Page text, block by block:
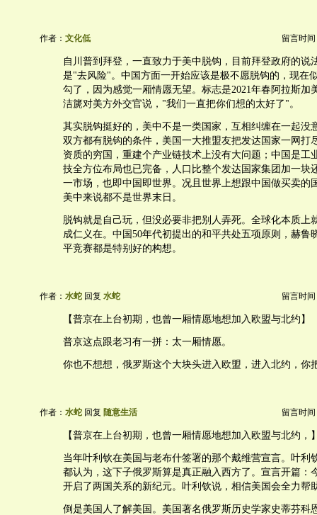
作者： 文化低 留言时间
自川普到拜登，一直致力于美中脱钩，目前拜登政府的说
是"去风险"。中国方面一开始应该是极不愿脱钩的，现在
勾了，因为感觉一厢情愿无望。标志是2021年春阿拉斯加
洁篪对美方外交官说，"我们一直把你们想的太好了"。
其实脱钩挺好的，美中不是一类国家，互相纠缠在一起没
双方都有脱钩的条件，美国一大推盟友把发达国家一网打
资质的穷国，重建个产业链技术上没有大问题；中国是工
技全方位布局也已完备，人口比整个发达国家集团加一块
一市场，也即中国即世界。况且世界上想跟中国做买卖的
美中来说都不是世界末日。
脱钩就是自己玩，但没必要非把别人弄死。全球化本质上
成仁义在。中国50年代初提出的和平共处五项原则，赫鲁
平竞赛都是特别好的构想。
作者： 水蛇 回复 水蛇 留言时间
【普京在上台初期，也曾一厢情愿地想加入欧盟与北约】
普京这点跟老习有一拼：太一厢情愿。
你也不想想，俄罗斯这个大块头进入欧盟，进入北约，你
作者： 水蛇 回复 随意生活 留言时间
【普京在上台初期，也曾一厢情愿地想加入欧盟与北约，
当年叶利钦在美国与老布什签署的那个戴维营宣言。叶利
都认为，这下子俄罗斯算是真正融入西方了。宣言开篇：
开启了两国关系的新纪元。叶利钦说，相信美国会全力帮
倒是美国人了解美国。美国著名俄罗斯历史学家史蒂芬科